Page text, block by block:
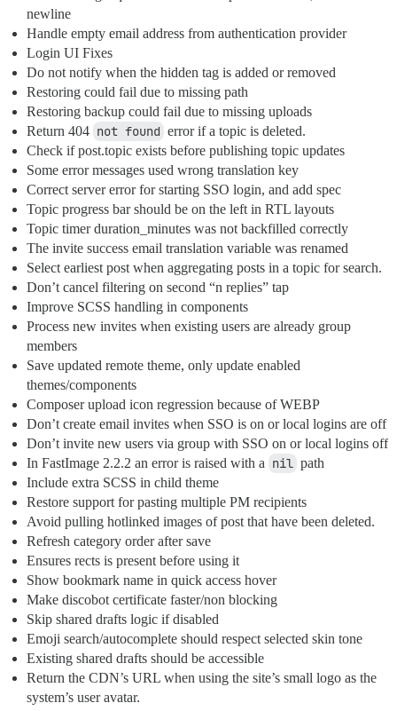
newline
Handle empty email address from authentication provider
Login UI Fixes
Do not notify when the hidden tag is added or removed
Restoring could fail due to missing path
Restoring backup could fail due to missing uploads
Return 404 not found error if a topic is deleted.
Check if post.topic exists before publishing topic updates
Some error messages used wrong translation key
Correct server error for starting SSO login, and add spec
Topic progress bar should be on the left in RTL layouts
Topic timer duration_minutes was not backfilled correctly
The invite success email translation variable was renamed
Select earliest post when aggregating posts in a topic for search.
Don’t cancel filtering on second “n replies” tap
Improve SCSS handling in components
Process new invites when existing users are already group
members
Save updated remote theme, only update enabled
themes/components
Composer upload icon regression because of WEBP
Don’t create email invites when SSO is on or local logins are off
Don’t invite new users via group with SSO on or local logins off
In FastImage 2.2.2 an error is raised with a nil path
Include extra SCSS in child theme
Restore support for pasting multiple PM recipients
Avoid pulling hotlinked images of post that have been deleted.
Refresh category order after save
Ensures rects is present before using it
Show bookmark name in quick access hover
Make discobot certificate faster/non blocking
Skip shared drafts logic if disabled
Emoji search/autocomplete should respect selected skin tone
Existing shared drafts should be accessible
Return the CDN’s URL when using the site’s small logo as the
system’s user avatar.